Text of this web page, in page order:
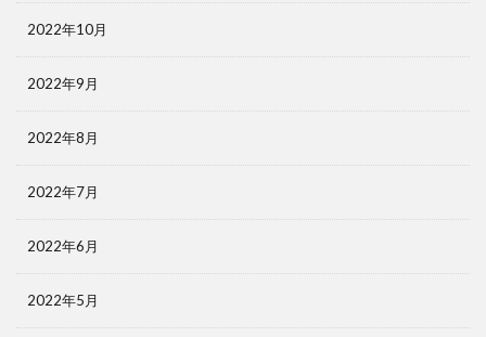
2022年10月
2022年9月
2022年8月
2022年7月
2022年6月
2022年5月